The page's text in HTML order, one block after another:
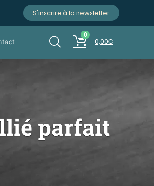
S'inscrire à la newsletter
0
0,00€
parfait